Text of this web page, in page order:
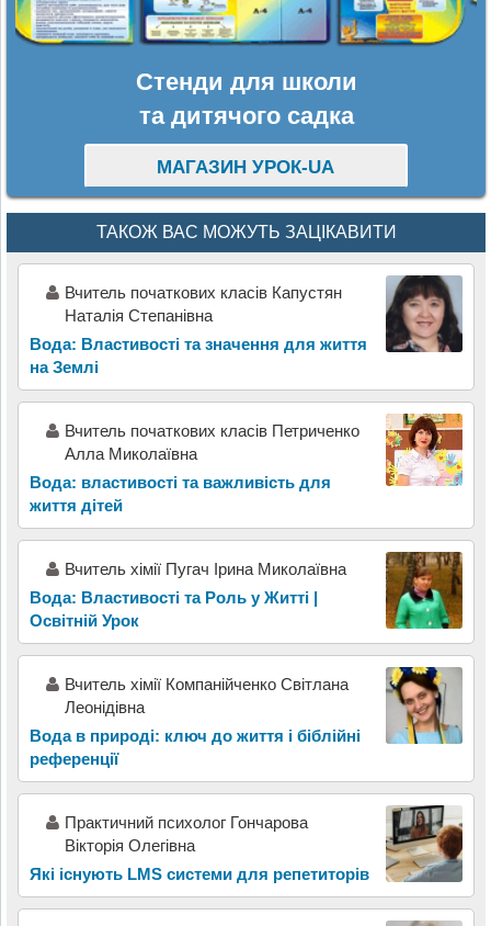
Стенди для школи
та дитячого садка
МАГАЗИН УРОК-UA
ТАКОЖ ВАС МОЖУТЬ ЗАЦІКАВИТИ
Вчитель початкових класів Капустян
Наталія Степанівна
Вода: Властивості та значення для життя
на Землі
Вчитель початкових класів Петриченко
Алла Миколаївна
Вода: властивості та важливість для
життя дітей
Вчитель хімії Пугач Ірина Миколаївна
Вода: Властивості та Роль у Житті |
Освітній Урок
Вчитель хімії Компанійченко Світлана
Леонідівна
Вода в природі: ключ до життя і біблійні
референції
Практичний психолог Гончарова
Вікторія Олегівна
Які існують LMS системи для репетиторів